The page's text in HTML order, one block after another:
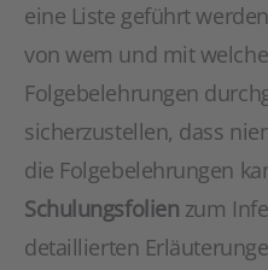
eine Liste geführt
von wem und mit
Folgebelehrungen
sicherzustellen, dass
die Folgebelehrungen
Schulungsfolien zum
detaillierten